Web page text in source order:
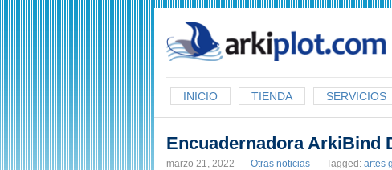
INICIO TIENDA SERVICIOS
Encuadernadora ArkiBind
marzo 21, 2022 - Otras noticias - Tagged: artes